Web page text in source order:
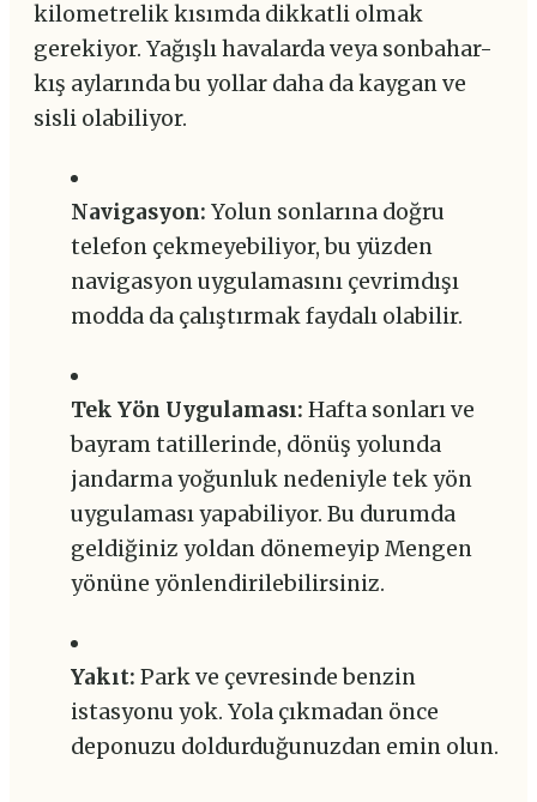
kilometrelik kısımda dikkatli olmak
gerekiyor. Yağışlı havalarda veya sonbahar-
kış aylarında bu yollar daha da kaygan ve
sisli olabiliyor.
Navigasyon: Yolun sonlarına doğru
telefon çekmeyebiliyor, bu yüzden
navigasyon uygulamasını çevrimdışı
modda da çalıştırmak faydalı olabilir.
Tek Yön Uygulaması: Hafta sonları ve
bayram tatillerinde, dönüş yolunda
jandarma yoğunluk nedeniyle tek yön
uygulaması yapabiliyor. Bu durumda
geldiğiniz yoldan dönemeyip Mengen
yönüne yönlendirilebilirsiniz.
Yakıt: Park ve çevresinde benzin
istasyonu yok. Yola çıkmadan önce
deponuzu doldurduğunuzdan emin olun.